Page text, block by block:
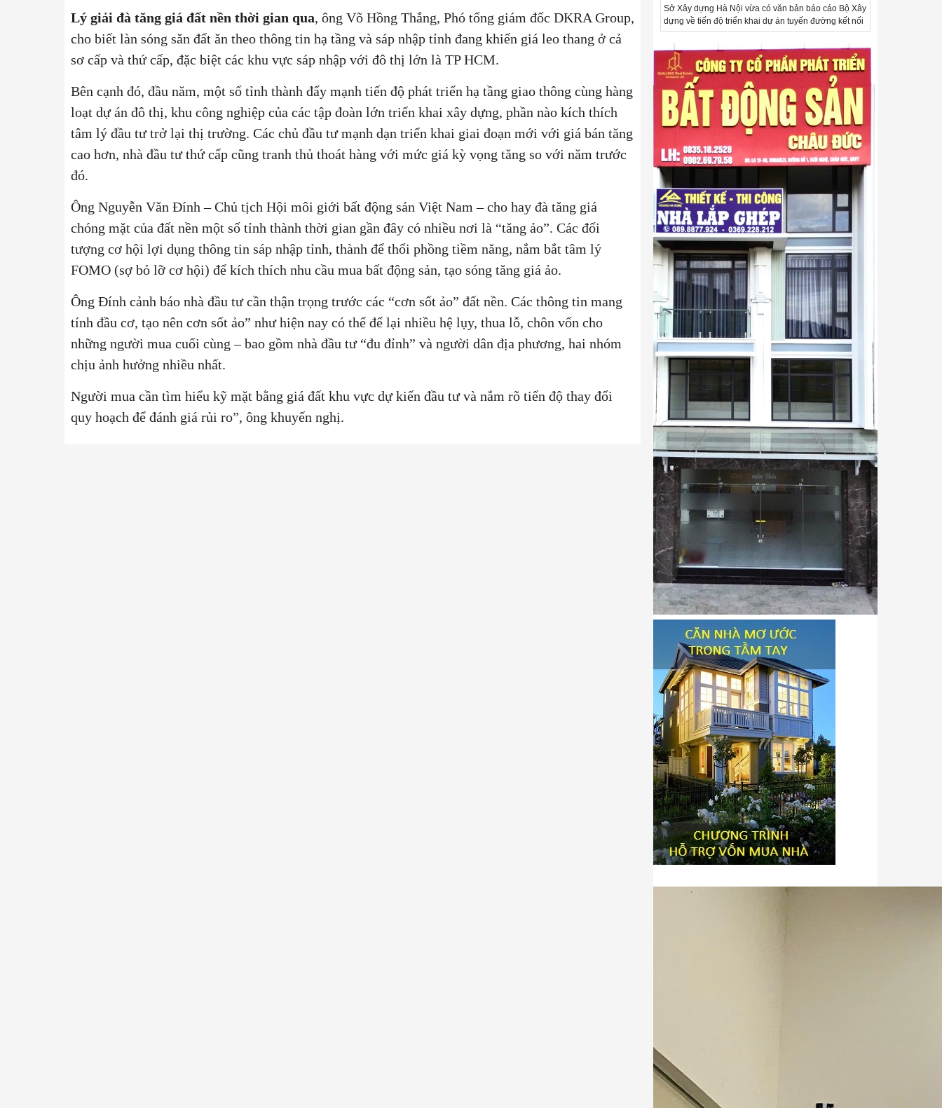
Lý giải đà tăng giá đất nền thời gian qua, ông Võ Hồng Thắng, Phó tổng giám đốc DKRA Group,
cho biết làn sóng săn đất ăn theo thông tin hạ tầng và sáp nhập tỉnh đang khiến giá leo thang ở cả
sơ cấp và thứ cấp, đặc biệt các khu vực sáp nhập với đô thị lớn là TP HCM.
Bên cạnh đó, đầu năm, một số tỉnh thành đẩy mạnh tiến độ phát triển hạ tầng giao thông cùng hàng
loạt dự án đô thị, khu công nghiệp của các tập đoàn lớn triển khai xây dựng, phần nào kích thích
tâm lý đầu tư trở lại thị trường. Các chủ đầu tư mạnh dạn triển khai giai đoạn mới với giá bán tăng
cao hơn, nhà đầu tư thứ cấp cũng tranh thủ thoát hàng với mức giá kỳ vọng tăng so với năm trước
đó.
Ông Nguyễn Văn Đính – Chủ tịch Hội môi giới bất động sản Việt Nam – cho hay đà tăng giá
chóng mặt của đất nền một số tỉnh thành thời gian gần đây có nhiều nơi là “tăng ảo”. Các đối
tượng cơ hội lợi dụng thông tin sáp nhập tỉnh, thành để thổi phồng tiềm năng, nắm bắt tâm lý
FOMO (sợ bỏ lỡ cơ hội) để kích thích nhu cầu mua bất động sản, tạo sóng tăng giá ảo.
Ông Đính cảnh báo nhà đầu tư cần thận trọng trước các “cơn sốt ảo” đất nền. Các thông tin mang
tính đầu cơ, tạo nên cơn sốt ảo” như hiện nay có thể để lại nhiều hệ lụy, thua lỗ, chôn vốn cho
những người mua cuối cùng – bao gồm nhà đầu tư “đu đỉnh” và người dân địa phương, hai nhóm
chịu ảnh hưởng nhiều nhất.
Người mua cần tìm hiểu kỹ mặt bằng giá đất khu vực dự kiến đầu tư và nắm rõ tiến độ thay đổi
quy hoạch để đánh giá rủi ro”, ông khuyến nghị.
Sở Xây dựng Hà Nội vừa có văn bản báo cáo Bộ Xây
dựng về tiến độ triển khai dự án tuyến đường kết nối
sân bay Gia Bình với Thủ đô Hà Nội. Đến nay, công
tác giải phóng mặt bằng và chuẩn bị đầu tư của dự
án đã ghi nhận nhiều kết...